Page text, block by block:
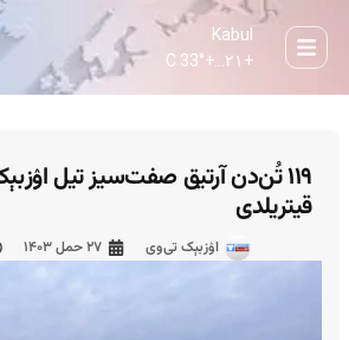
Kabul
+ ۲۱... +
33° C
۱۱۹ تُن‌دن آرتیق صفت‌سیز تیل
قیتریلدی
اۉزبېک تی‌وی ۲۷ حمل ۱۴۰۳